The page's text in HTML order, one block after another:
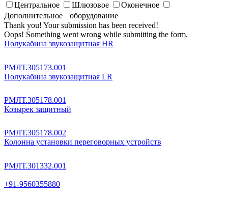
Центральное
Шлюзовое
Оконечное
Дополнительное оборудование
Thank you! Your submission has been received!
Oops! Something went wrong while submitting the form.
Полукабина звукозащитная HR
РМЛТ.305173.001
Полукабина звукозащитная LR
РМЛТ.305178.001
Козырек защитный
РМЛТ.305178.002
Колонна установки переговорных устройств
РМЛТ.301332.001
+91-9560355880